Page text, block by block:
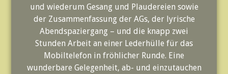
und wiederum Gesang und Plaudereien sowie
der Zusammenfassung der AGs, der lyrische
Abendspaziergang – und die knapp zwei
Stunden Arbeit an einer Lederhülle für das
Mobiltelefon in fröhlicher Runde. Eine
wunderbare Gelegenheit, ab- und einzutauchen